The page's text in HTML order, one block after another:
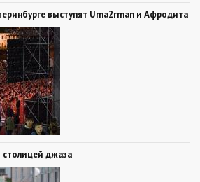
выступят Uma2rman и Афродита
джаза